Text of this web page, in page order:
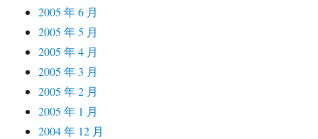
2005 年 6 月
2005 年 5 月
2005 年 4 月
2005 年 3 月
2005 年 2 月
2005 年 1 月
2004 年 12 月